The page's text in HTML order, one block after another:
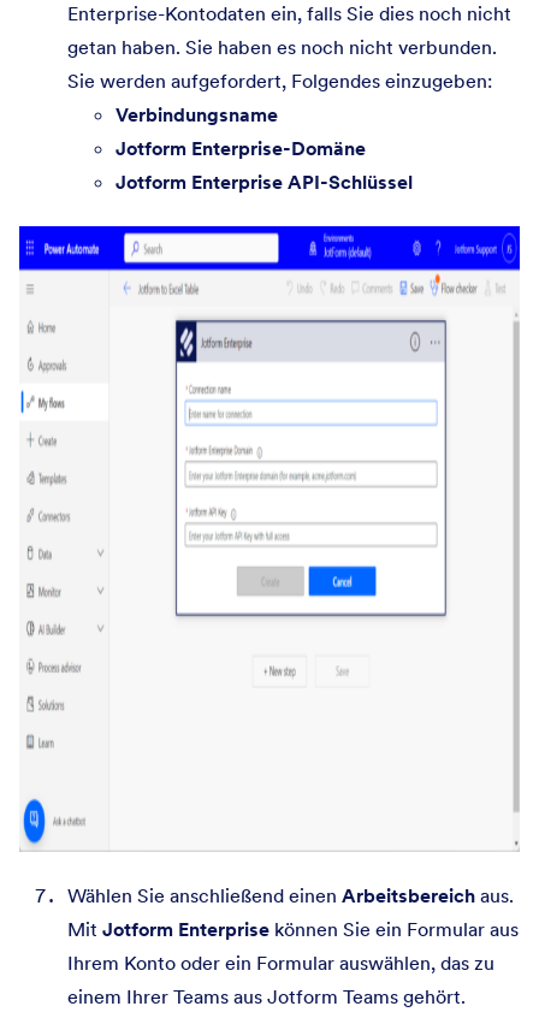
Enterprise-Kontodaten ein, falls Sie dies noch nicht
getan haben. Sie haben es noch nicht verbunden.
Sie werden aufgefordert, Folgendes einzugeben:
Verbindungsname
Jotform Enterprise-Domäne
Jotform Enterprise API-Schlüssel
Wählen Sie anschließend einen Arbeitsbereich aus.
Mit Jotform Enterprise können Sie ein Formular aus
Ihrem Konto oder ein Formular auswählen, das zu
einem Ihrer Teams aus Jotform Teams gehört.